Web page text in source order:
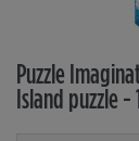
Puzzle
Island puzzle